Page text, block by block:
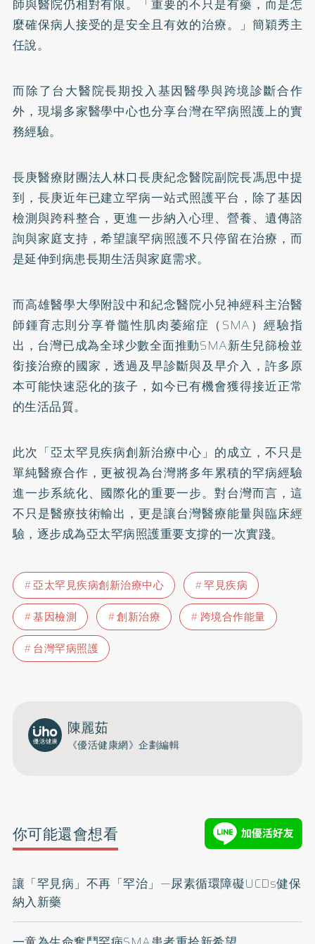
師與醫院仍相對有限。「重要的不只是有藥，而是怎
麼確保病人接受的是安全且有效的治療。」簡穎秀主
任說。
而除了台大醫院長期投入基因醫學與跨境診斷合作
外，現場多家醫學中心也分享台灣在罕病照護上的實
務經驗。
長庚醫療財團法人林口長庚紀念醫院副院長馮思中提
到，長庚近年已建立罕病一站式照護平台，除了基因
檢測與跨科整合，更進一步納入心理、營養、遺傳諮
詢與家庭支持，希望讓罕病照護不只停留在治療，而
是延伸到病患長期生活與家庭需求。
而高雄醫學大學附設中和紀念醫院小兒神經科主治醫
師鍾育志則分享脊髓性肌肉萎縮症（SMA）經驗指
出，台灣已成為全球少數全面推動SMA新生兒篩檢並
銜接治療的國家，透過及早診斷與及早介入，許多原
本可能快速惡化的孩子，如今已有機會獲得接近正常
的生活品質。
此次「亞太罕見疾病創新治療中心」的成立，不只是
單純醫療合作，更被視為台灣將多年累積的罕病經驗
進一步系統化、國際化的重要一步。對台灣而言，這
不只是醫療技術輸出，更是讓台灣醫療能量與臨床經
驗，逐步成為亞太罕病照護重要支撐的一次實踐。
亞太罕見疾病創新治療中心
罕見疾病
基因檢測
創新治療
跨境合作能量
台灣罕病照護
陳麗茹
《優活健康網》企劃編輯
你可能還會想看
讓「罕見病」不再「罕治」—尿素循環障礙UCDs健保
納入新藥